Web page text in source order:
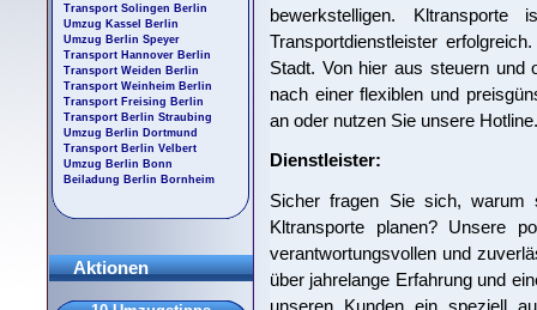
bewerkstelligen.
Transportdienstleister
Stadt. Von hier aus steuern und
nach einer flexiblen und
an oder nutzen Sie unsere
Dienstleister:
Sicher fragen Sie sich, warum
Kltransporte planen? Unsere
verantwortungsvollen und
über jahrelange Erfahrung und
unseren Kunden ein speziell
Transport Solingen Berlin
Umzug Kassel Berlin
Umzug Berlin Speyer
Transport Hannover Berlin
Transport Weiden Berlin
Transport Weinheim Berlin
Transport Freising Berlin
Transport Berlin Straubing
Umzug Berlin Dortmund
Transport Berlin Velbert
Umzug Berlin Bonn
Beiladung Berlin Bornheim
Aktionen